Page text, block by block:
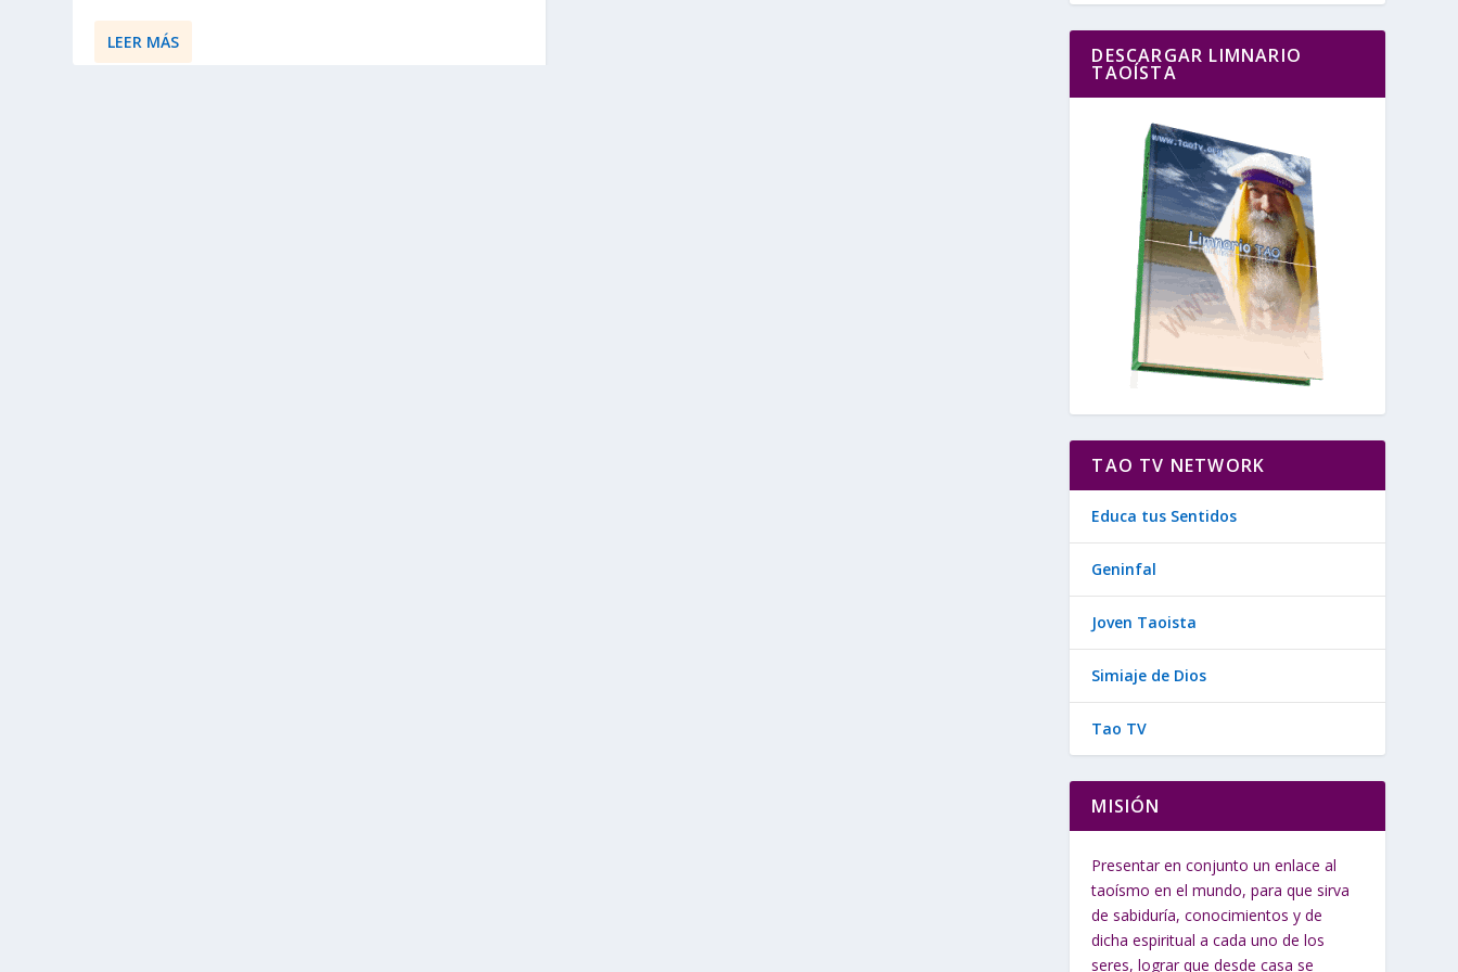
LEER MÁS
DESCARGAR LIMNARIO
TAOÍSTA
TAO TV NETWORK
Educa tus Sentidos
Geninfal
Joven Taoista
Simiaje de Dios
Tao TV
MISIÓN
Presentar en conjunto un enlace al
taoísmo en el mundo, para que sirva
de sabiduría, conocimientos y de
dicha espiritual a cada uno de los
seres, lograr que desde casa se